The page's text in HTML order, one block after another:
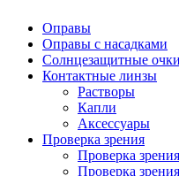
Оправы
Оправы с насадками
Солнцезащитные очки
Контактные линзы
Растворы
Капли
Аксессуары
Проверка зрения
Проверка
Проверка